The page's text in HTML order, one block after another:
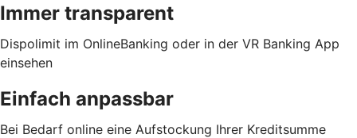
Immer transparent
Dispolimit im OnlineBanking oder in der VR Banking App
einsehen
Einfach anpassbar
Bei Bedarf online eine Aufstockung Ihrer Kreditsumme